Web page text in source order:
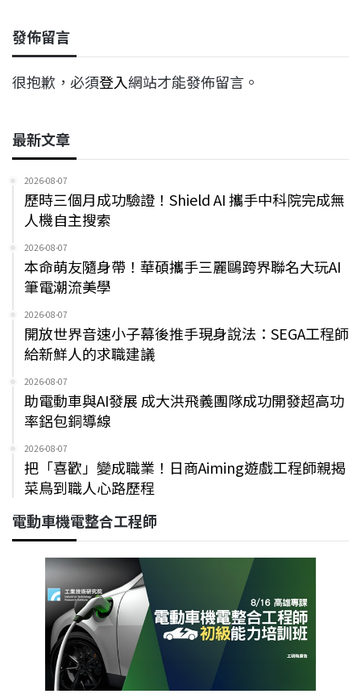
發佈留言
很抱歉，必須登入網站才能發佈留言。
最新文章
2026-08-07
歷時三個月成功驗證！Shield AI 攜手中科院完成無
人機自主搜索
2026-08-07
本命萌友隨身帶！華碩攜手三麗鷗跨界聯名大玩AI
筆電潮流美學
2026-08-07
開放世界音速小子幕後推手現身說法：SEGA工程師
給新鮮人的求職建議
2026-08-07
助電動車與AI發展 成大洪飛義團隊成功開發超高功
率鋁包銅導線
2026-08-07
把「喜歡」變成職業！日商Aiming遊戲工程師親揭
菜鳥到職人心路歷程
電動車機電整合工程師